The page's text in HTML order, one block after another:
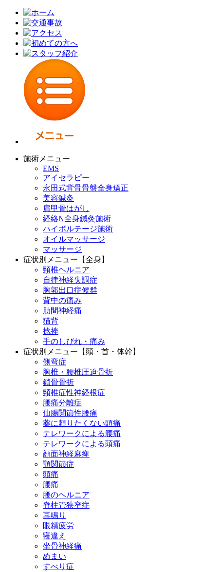
施術メニュー
EMS
アイセラピー
永田式背骨骨盤全身矯正
美容鍼灸
肩甲骨はがし
経絡N全身鍼灸施術
ハイボルテージ施術
オイルマッサージ
マッサージ
症状別メニュー【全身】
頸椎ヘルニア
自律神経失調症
胸郭出口症候群
背中の痛み
肋間神経痛
猫背
捻挫
手のしびれ・痛み
症状別メニュー【頭・首・体幹】
側弯症
胸椎・腰椎圧迫骨折
鎖骨骨折
頸椎症性神経根症
腰痛分離症
仙腸関節性腰痛
薬に頼りたくない頭痛
テレワークによる腰痛
テレワークによる頭痛
顔面神経麻痺
顎関節症
頭痛
腰痛
腰のヘルニア
脊柱管狭窄症
耳鳴り
眼精疲労
寝違え
坐骨神経痛
めまい
すべり症